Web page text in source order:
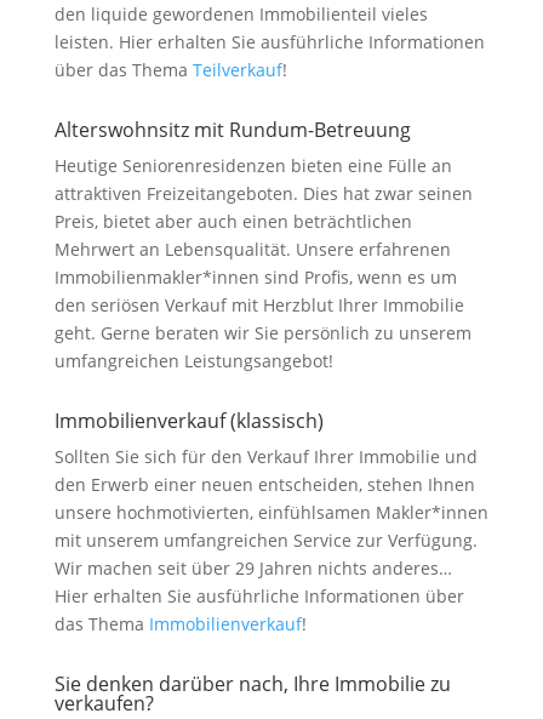
den liquide gewordenen Immobilienteil vieles
leisten. Hier erhalten Sie ausführliche Informationen
über das Thema Teilverkauf!
Alterswohnsitz mit Rundum-Betreuung
Heutige Seniorenresidenzen bieten eine Fülle an
attraktiven Freizeitangeboten. Dies hat zwar seinen
Preis, bietet aber auch einen beträchtlichen
Mehrwert an Lebensqualität. Unsere erfahrenen
Immobilienmakler*innen sind Profis, wenn es um
den seriösen Verkauf mit Herzblut Ihrer Immobilie
geht. Gerne beraten wir Sie persönlich zu unserem
umfangreichen Leistungsangebot!
Immobilienverkauf (klassisch)
Sollten Sie sich für den Verkauf Ihrer Immobilie und
den Erwerb einer neuen entscheiden, stehen Ihnen
unsere hochmotivierten, einfühlsamen Makler*innen
mit unserem umfangreichen Service zur Verfügung.
Wir machen seit über 29 Jahren nichts anderes…
Hier erhalten Sie ausführliche Informationen über
das Thema Immobilienverkauf!
Sie denken darüber nach, Ihre Immobilie zu
verkaufen?